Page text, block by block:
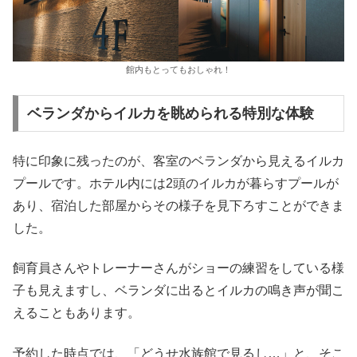
館内もとってもおしゃれ！
ベランダからイルカを眺められる特別な体験
特に印象に残ったのが、客室のベランダから見えるイルカ
プールです。ホテル内には2頭のイルカが暮らすプールが
あり、宿泊した部屋からその様子を見下ろすことができま
した。
飼育員さんやトレーナーさんがショーの練習をしている様
子も見えますし、ベランダに出るとイルカの鳴き声が聞こ
えることもあります。
予約した時点では、「どうせ水族館で見るし…」と、そこ